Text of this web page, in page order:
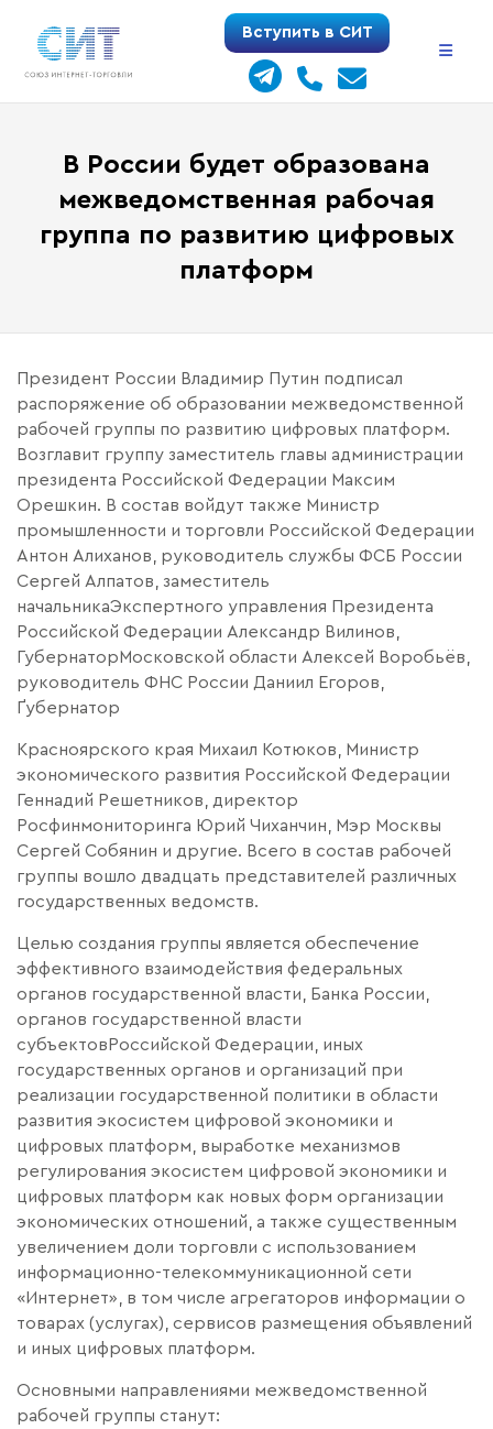
содержимому
Вступить в СИТ
В России будет образована
межведомственная рабочая
группа по развитию цифровых
платформ
Президент России Владимир Путин подписал
распоряжение об образовании межведомственной
рабочей группы по развитию цифровых платформ.
Возглавит группу заместитель главы администрации
президента Российской Федерации Максим
Орешкин. В состав войдут также Министр
промышленности и торговли Российской Федерации
Антон Алиханов, руководитель службы ФСБ России
Сергей Алпатов, заместитель
начальникаЭкспертного управления Президента
Российской Федерации Александр Вилинов,
ГубернаторМосковской области Алексей Воробьёв,
руководитель ФНС России Даниил Егоров,
Ґубернатор
Красноярского края Михаил Котюков, Министр
экономического развития Российской Федерации
Геннадий Решетников, директор
Росфинмониторинга Юрий Чиханчин, Мэр Москвы
Сергей Собянин и другие. Всего в состав рабочей
группы вошло двадцать представителей различных
государственных ведомств.
Целью создания группы является обеспечение
эффективного взаимодействия федеральных
органов государственной власти, Банка России,
органов государственной власти
субъектовРоссийской Федерации, иных
государственных органов и организаций при
реализации государственной политики в области
развития экосистем цифровой экономики и
цифровых платформ, выработке механизмов
регулирования экосистем цифровой экономики и
цифровых платформ как новых форм организации
экономических отношений, а также существенным
увеличением доли торговли с использованием
информационно-телекоммуникационной сети
«Интернет», в том числе агрегаторов информации о
товарах (услугах), сервисов размещения объявлений
и иных цифровых платформ.
Основными направлениями межведомственной
рабочей группы станут: